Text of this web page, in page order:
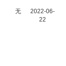
无
2022-06-
22